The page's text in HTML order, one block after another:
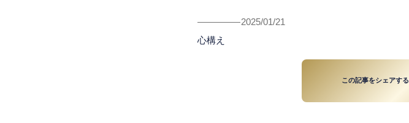
2025/01/21
心構え
この記事をシェアする